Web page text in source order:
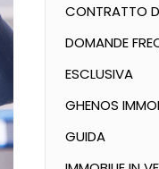
CONTRATTO
DOMANDE
ESCLUSIVA
GHENOS
GUIDA